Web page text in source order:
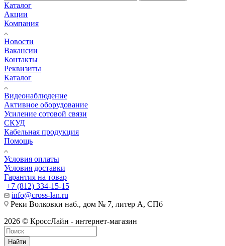
Каталог
Акции
Компания
Новости
Вакансии
Контакты
Реквизиты
Каталог
Видеонаблюдение
Активное оборудование
Усиление сотовой связи
СКУД
Кабельная продукция
Помощь
Условия оплаты
Условия доставки
Гарантия на товар
+7 (812) 334-15-15
info@cross-lan.ru
Реки Волковки наб., дом № 7, литер А, СПб
2026 © КроссЛайн - интернет-магазин
Найти